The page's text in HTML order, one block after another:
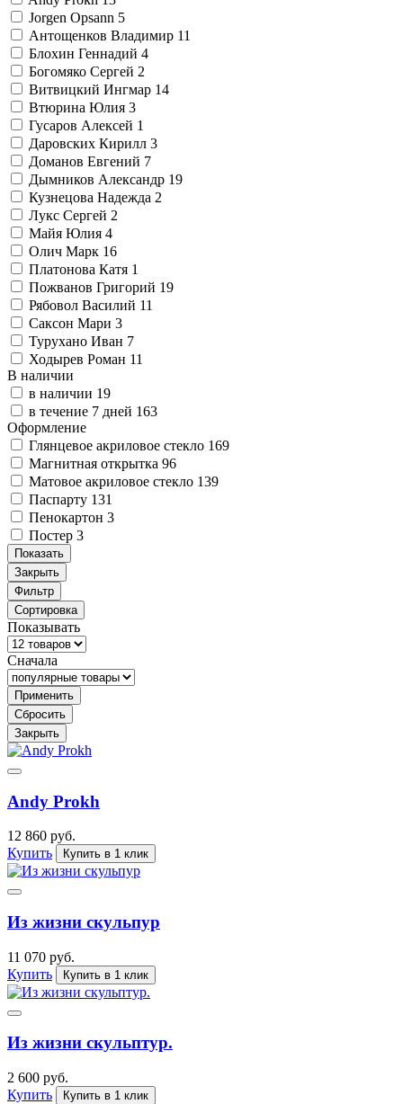
Jorgen Opsann 5
Антощенков Владимир 11
Блохин Геннадий 4
Богомяко Сергей 2
Витвицкий Ингмар 14
Втюрина Юлия 3
Гусаров Алексей 1
Даровских Кирилл 3
Доманов Евгений 7
Дымников Александр 19
Кузнецова Надежда 2
Лукс Сергей 2
Майя Юлия 4
Олич Марк 16
Платонова Катя 1
Пожванов Григорий 19
Рябовол Василий 11
Саксон Мари 3
Турухано Иван 7
Ходырев Роман 11
В наличии
в наличии 19
в течение 7 дней 163
Оформление
Глянцевое акриловое стекло 169
Магнитная открытка 96
Матовое акриловое стекло 139
Паспарту 131
Пенокартон 3
Постер 3
Показать
Закрыть
Фильтр
Сортировка
Показывать
Сначала
Применить
Сбросить
Закрыть
Andy Prokh
12 860 руб.
Купить
Купить в 1 клик
Из жизни скульпур
11 070 руб.
Купить
Купить в 1 клик
Из жизни скульптур.
2 600 руб.
Купить
Купить в 1 клик